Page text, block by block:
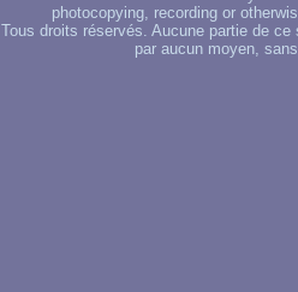
photocopying, recording or
Tous droits réservés. Aucune partie de
par aucun moyen,